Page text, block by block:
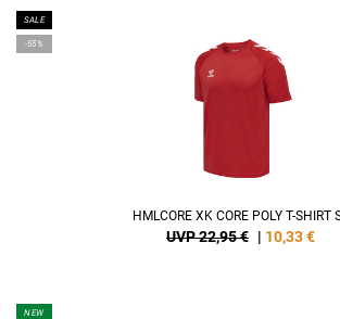
SALE
-55%
HMLCORE XK CORE POLY T-SHIRT
UVP 22,95 € | 10,33€
NEW